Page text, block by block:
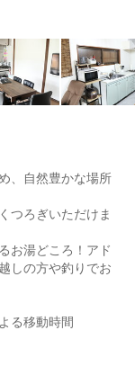
、自然豊かな場所
つろぎいただけま
お湯どころ！アド
しの方や釣りでお
る移動時間